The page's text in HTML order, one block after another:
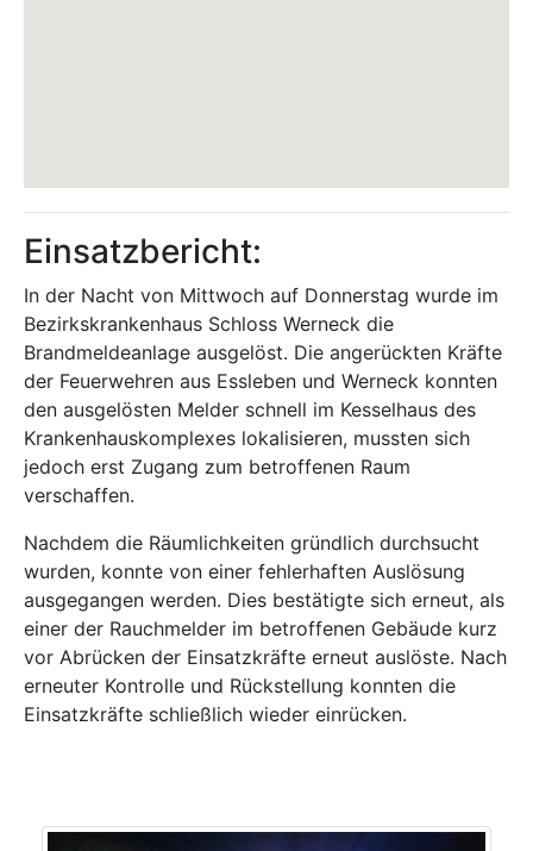
Einsatzbericht:
In der Nacht von Mittwoch auf Donnerstag wurde im
Bezirkskrankenhaus Schloss Werneck die
Brandmeldeanlage ausgelöst. Die angerückten Kräfte
der Feuerwehren aus Essleben und Werneck konnten
den ausgelösten Melder schnell im Kesselhaus des
Krankenhauskomplexes lokalisieren, mussten sich
jedoch erst Zugang zum betroffenen Raum
verschaffen.
Nachdem die Räumlichkeiten gründlich durchsucht
wurden, konnte von einer fehlerhaften Auslösung
ausgegangen werden. Dies bestätigte sich erneut, als
einer der Rauchmelder im betroffenen Gebäude kurz
vor Abrücken der Einsatzkräfte erneut auslöste. Nach
erneuter Kontrolle und Rückstellung konnten die
Einsatzkräfte schließlich wieder einrücken.